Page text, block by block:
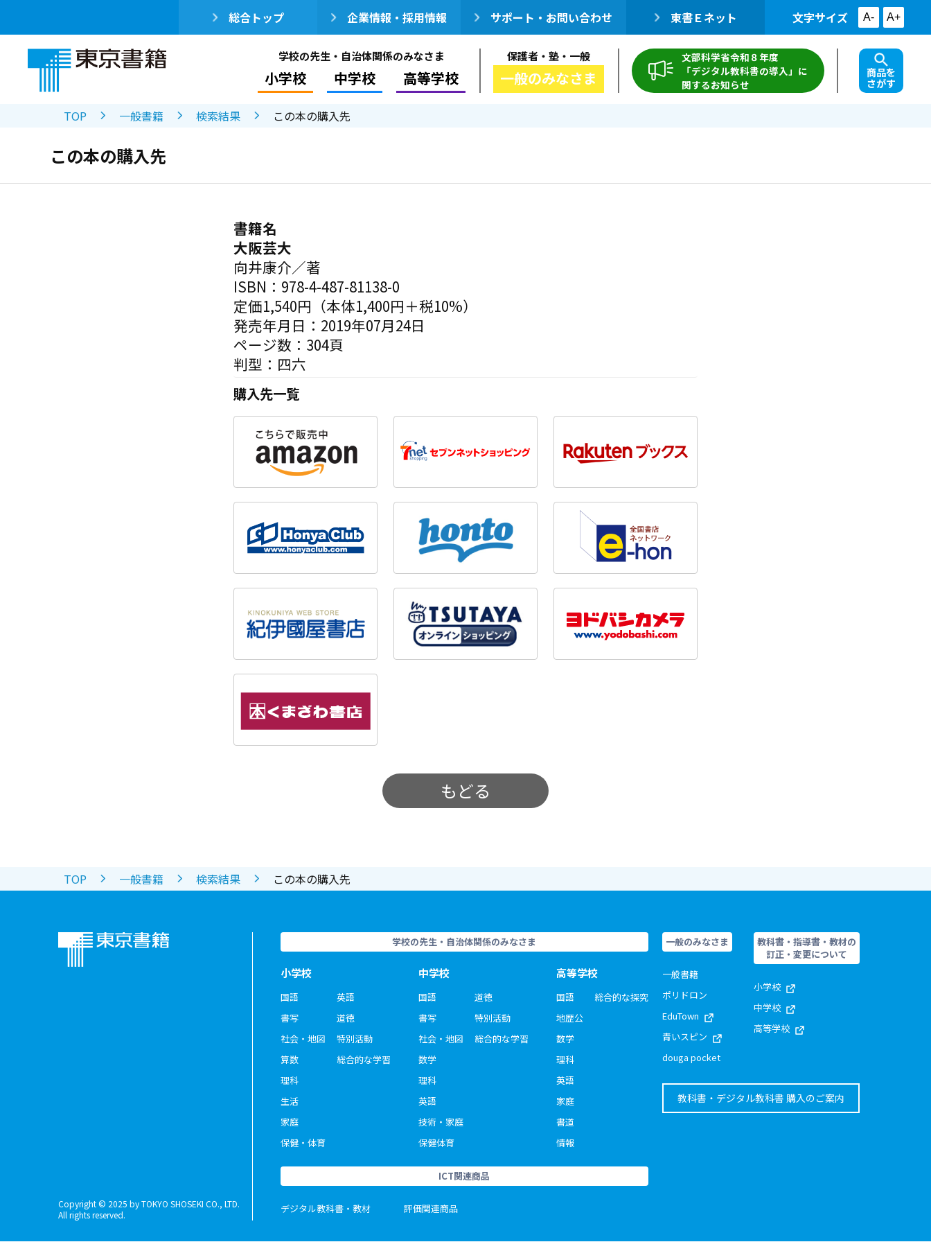
総合トップ 企業情報・採用情報 サポート・お問い合わせ 東書Ｅネット 文字サイズ A- A+
学校の先生・自治体関係のみなさま
小学校 中学校 高等学校
保護者・塾・一般
一般のみなさま
文部科学省令和８年度
「デジタル教科書の導入」に
関するお知らせ
商品を
さがす
TOP 一般書籍 検索結果 この本の購入先
この本の購入先
書籍名
大阪芸大
向井康介／著
ISBN：978-4-487-81138-0
定価1,540円（本体1,400円＋税10%）
発売年月日：2019年07月24日
ページ数：304頁
判型：四六
購入先一覧
もどる
TOP 一般書籍 検索結果 この本の購入先
Copyright © 2025 by TOKYO SHOSEKI CO., LTD.
All rights reserved.
学校の先生・自治体関係のみなさま
小学校
国語
書写
社会・地図
算数
理科
生活
家庭
保健・体育
英語
道徳
特別活動
総合的な学習
中学校
国語
書写
社会・地図
数学
理科
英語
技術・家庭
保健体育
道徳
特別活動
総合的な学習
高等学校
国語
地歴公
数学
理科
英語
家庭
書道
情報
総合的な探究
ICT関連商品
デジタル教科書・教材 評価関連商品
一般のみなさま
一般書籍
ポリドロン
EduTown
青いスピン
douga pocket
教科書・指導書・教材の
訂正・変更について
小学校
中学校
高等学校
教科書・デジタル教科書 購入のご案内